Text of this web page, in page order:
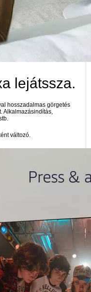
lejátssza.
hosszadalmas görgetés
Alkalmazásindítás,
változó.